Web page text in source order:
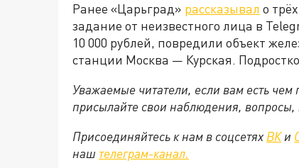
Ранее «Царьград» рассказывал о
задание от неизвестного лица в
10 000 рублей, повредили объект
станции Москва — Курская.
Уважаемые читатели, если вам есть
присылайте свои наблюдения, вопросы,
Присоединяйтесь к нам в соцсетях ВКи
наш телеграм-канал.